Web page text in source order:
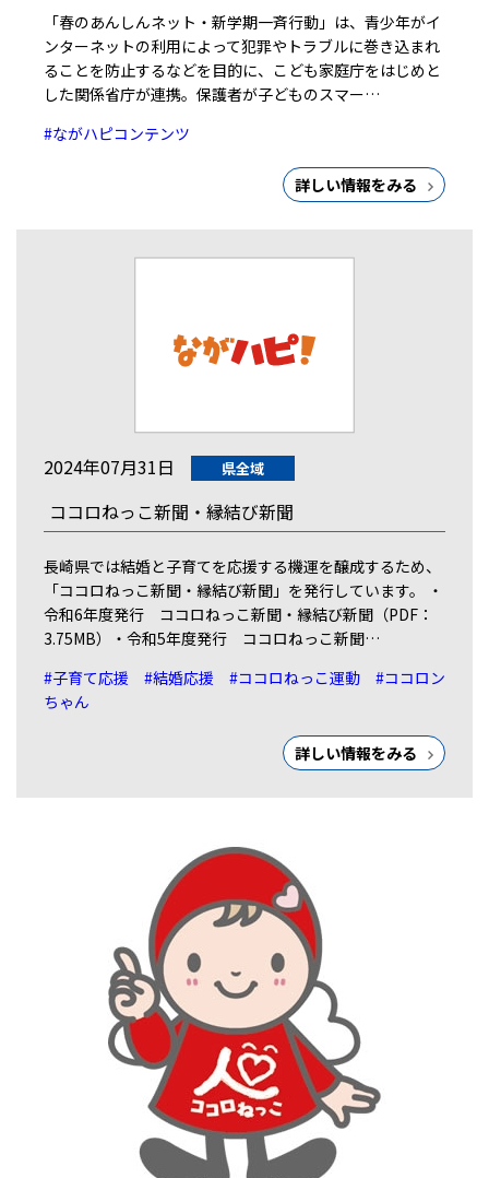
「春のあんしんネット・新学期一斉行動」は、青少年がイ
ンターネットの利用によって犯罪やトラブルに巻き込まれ
ることを防止するなどを目的に、こども家庭庁をはじめと
した関係省庁が連携。保護者が子どものスマー…
#ながハピコンテンツ
詳しい情報をみる
2024年07月31日 県全域
ココロねっこ新聞・縁結び新聞
長崎県では結婚と子育てを応援する機運を醸成するため、
「ココロねっこ新聞・縁結び新聞」を発行しています。 ・
令和6年度発行 ココロねっこ新聞・縁結び新聞（PDF：
3.75MB）・令和5年度発行 ココロねっこ新聞…
#子育て応援
#結婚応援 #ココロねっこ運動
#ココロン
ちゃん
詳しい情報をみる